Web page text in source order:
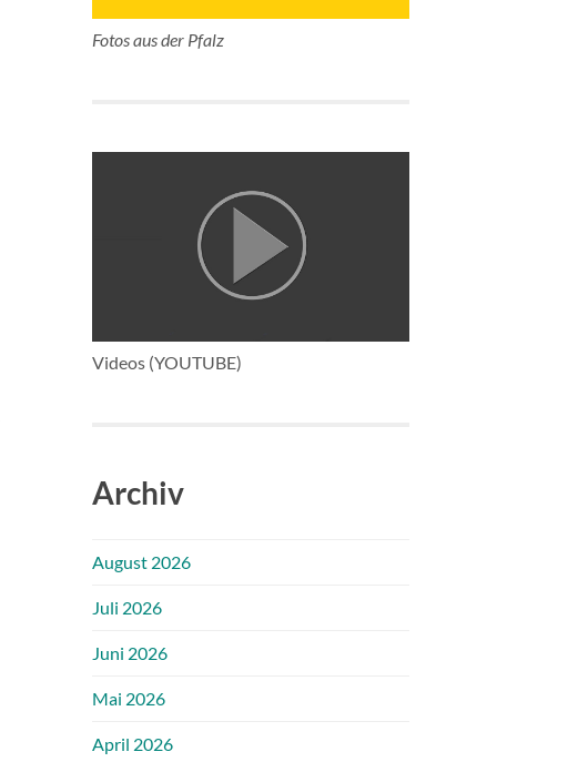
Fotos aus der Pfalz
Videos (YOUTUBE)
Archiv
August 2026
Juli 2026
Juni 2026
Mai 2026
April 2026